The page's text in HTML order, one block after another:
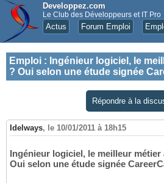
Developpez.com
Le Club des Développeurs et IT Pro
Actus Forum Emploi
Emploi : Ingénieur logiciel, le
? Oui selon une étude signée
Répondre à la
Idelways, le 10/01/2011 à 18h15
Ingénieur logiciel, le meilleur métier
Oui selon une étude signée